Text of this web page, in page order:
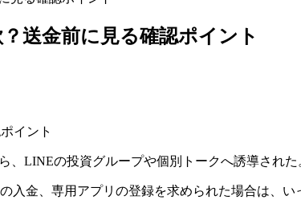
送金前に見る確認ポイント
、LINEの投資グループや個別トークへ誘導された
入金、専用アプリの登録を求められた場合は、い